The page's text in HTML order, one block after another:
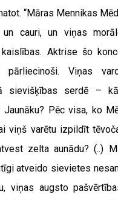
“Māras Mennikas
cauri, un viņas
Aktrise šo
pārliecinoši. Viņas
sievišķības serdē –
Jaunāku? Pēc visa, ko
viņš varētu izpildīt
zelta aunādu? (..)
atveido sievietes
viņas augsto